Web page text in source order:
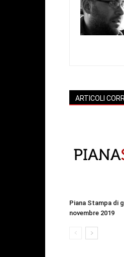
ARTICOLI
Piana Stampa di
novembre 2019